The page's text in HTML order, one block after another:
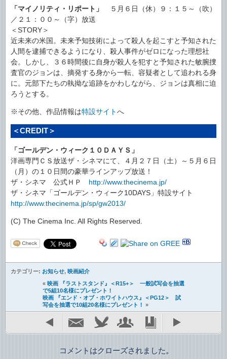
「マイノリティ・リポート」
５月６日（休）９：１５～（吹）
／２１：００～（字）放送
＜STORY＞
近未来の米国。未来予知技術によって殺人を起こすと予知された
人間を逮捕できるようになり、殺人事件がゼロになった理想社
会。しかし、３６時間後に自身が殺人を犯すと予知された敏腕捜
査官のジョンは、摘発する身から一転、容疑者として追われる身
に。元部下たちの執拗な追跡をかわしながら、ジョンは真相に迫
ろうとする。
※その他、作品情報は特設サイトへ
＜CREDIT＞
「ゴールデン・ウィーク１０ＤＡＹＳ」
洋画専門ＣＳ放送ザ・シネマにて、４月２７日（土）～５月６日
（月）の１０日間の豪華ラインアップ放送！
ザ・シネマ 公式ＨＰ http://www.thecinema.jp/
ザ・シネマ「ゴールデン・ウィーク10DAYS」特設サイト
http://www.thecinema.jp/sp/gw2013/
(C) The Cinema Inc. All Rights Reserved.
カテゴリー: お知らせ, 映画紹介
« 映画 『ラストスタンド』＜R15+＞ 一般試写会を抽選
で5組10名様にプレゼント！
映画 『エンド・オブ・ホワイトハウス』＜PG12＞ 試
写会を抽選で10組20名様にプレゼント！ »
コメントはクローズされました。